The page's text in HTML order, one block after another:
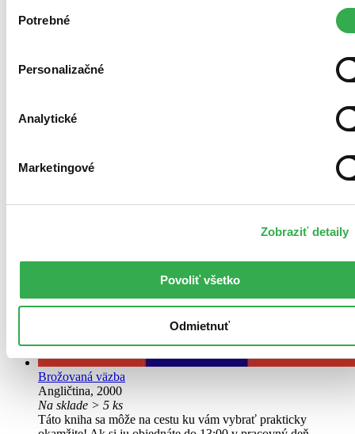
súhlasu
Potrebné
Personalizačné
Analytické
Marketingové
Zobraziť detaily
Povoliť všetko
Odmietnuť
Brožovaná väzba
Angličtina, 2000
Na sklade > 5 ks
Táto kniha sa môže na cestu ku vám vybrať prakticky